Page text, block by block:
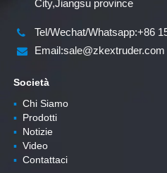
City,Jiangsu province
Tel/Wechat/Whatsapp:+86
Email:sale@zkextruder.com
Società
▪Chi Siamo
▪Prodotti
▪Notizie
▪Video
▪Contattaci